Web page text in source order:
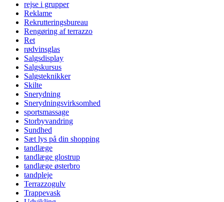
rejse i grupper
Reklame
Rekrutteringsbureau
Rengøring af terrazzo
Ret
rødvinsglas
Salgsdisplay
Salgskursus
Salgsteknikker
Skilte
Snerydning
Snerydningsvirksomhed
sportsmassage
Storbyvandring
Sundhed
Sæt lys på din shopping
tandlæge
tandlæge glostrup
tandlæge østerbro
tandpleje
Terrazzogulv
Trappevask